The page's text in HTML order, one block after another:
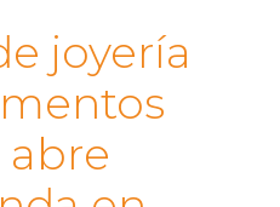
joyería
abre